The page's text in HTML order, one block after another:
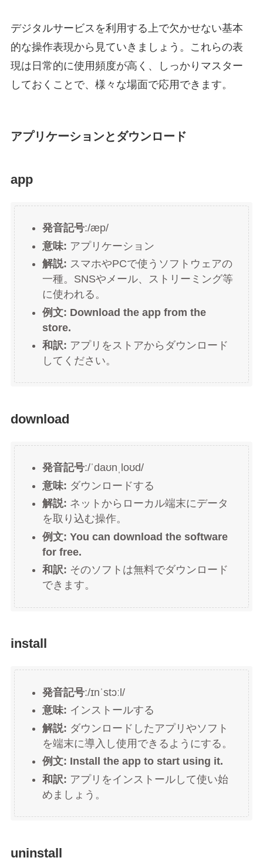
デジタルサービスを利用する上で欠かせない基本
的な操作表現から見ていきましょう。これらの表
現は日常的に使用頻度が高く、しっかりマスター
しておくことで、様々な場面で応用できます。
アプリケーションとダウンロード
app
発音記号:/æp/
意味: アプリケーション
解説: スマホやPCで使うソフトウェアの
一種。SNSやメール、ストリーミング等
に使われる。
例文: Download the app from the
store.
和訳: アプリをストアからダウンロード
してください。
download
発音記号:/ˈdaʊnˌloʊd/
意味: ダウンロードする
解説: ネットからローカル端末にデータ
を取り込む操作。
例文: You can download the software
for free.
和訳: そのソフトは無料でダウンロード
できます。
install
発音記号:/ɪnˈstɔːl/
意味: インストールする
解説: ダウンロードしたアプリやソフト
を端末に導入し使用できるようにする。
例文: Install the app to start using it.
和訳: アプリをインストールして使い始
めましょう。
uninstall